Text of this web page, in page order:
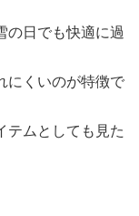
の日でも快適に過
にくいのが特徴で
テムとしても見た